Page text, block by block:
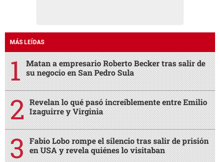
MÁS LEÍDAS
Matan a empresario Roberto Becker tras salir de
su negocio en San Pedro Sula
Revelan lo qué pasó increíblemente entre Emilio
Izaguirre y Virginia
Fabio Lobo rompe el silencio tras salir de prisión
en USA y revela quiénes lo visitaban